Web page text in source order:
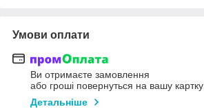
Умови оплати
Ви отримаєте замовлення
або гроші повернуться на вашу картку
Детальніше